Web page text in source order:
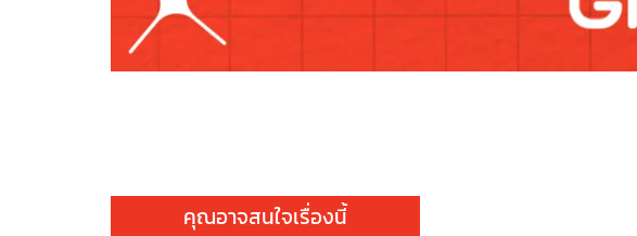
คุณอาจสนใจเรื่องนี้